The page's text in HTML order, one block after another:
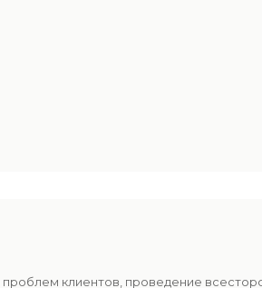
клиентов, проведение